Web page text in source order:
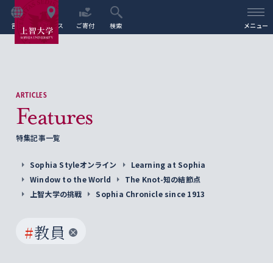
言語 アクセス ご寄付 検索 メニュー
ARTICLES
Features
特集記事一覧
Sophia Styleオンライン
Learning at Sophia
Window to the World
The Knot-知の結節点
上智大学の挑戦
Sophia Chronicle since 1913
#教員